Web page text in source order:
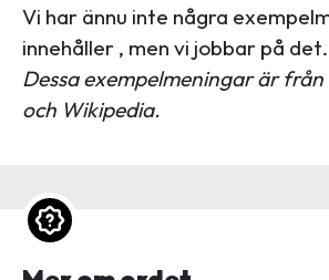
Vi har ännu inte några
innehåller , men vi jobbar på det.
Dessa exempelmeningar är
och Wikipedia.